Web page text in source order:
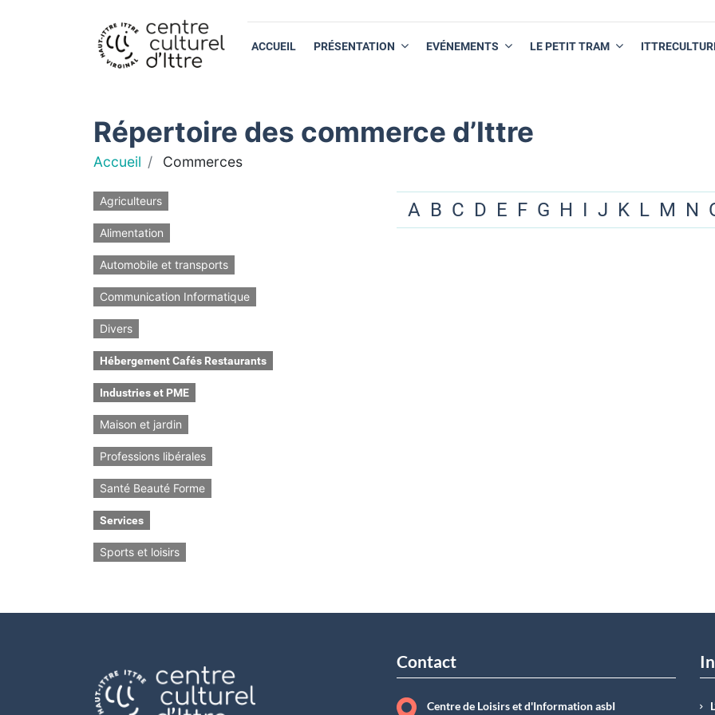
ACCUEIL PRÉSENTATION EVÉNEMENTS LE PETIT TRAM
Répertoire des commerce d’Ittre
Accueil Commerces
Agriculteurs
Alimentation
Automobile et transports
Communication Informatique
Divers
Hébergement Cafés Restaurants
Industries et PME
Maison et jardin
Professions libérales
Santé Beauté Forme
Services
Sports et loisirs
A B C D E F G H I J K L M N
Contact
Centre de Loisirs et d'Information asbI